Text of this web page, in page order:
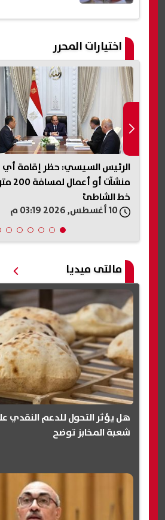
اختيارات المحرر
الرئيس السيسي: حظر إقامة أي
منشآت أو
خط الشاطئ
مالتى ميديا
هل يؤثر التحول للدعم النقدي
شعبة المخابز توضح